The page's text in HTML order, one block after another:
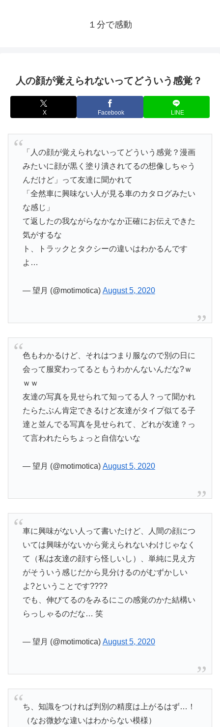
１分で感動
人の顔が覚えられないってどういう感覚？
X Facebook LINE
「人の顔が覚えられないってどういう感覚？漫画
みたいに顔が黒く塗り潰されてるの想像しちゃう
んだけど」って友達に聞かれて
「全然車に興味ない人が見る車のカタログみたい
な感じ」
て返したの我ながらなかなか正確にお伝えできた
気がするな
ト、トラックとタクシーの違いはわかるんです
よ…
— 望月 (@motimotica) August 5, 2020
色もわかるけど、それはつまり服なので別の日に
会って服変わってるともうわかんないんだな?ｗ
ｗｗ
友達の写真を見せられて知ってる人？って聞かれ
たらたぶん肯定できるけど友達がタイプ似てる子
達と並んでる写真を見せられて、どれが友達？っ
て言われたらちょっと自信ないな
— 望月 (@motimotica) August 5, 2020
車に興味がない人って書いたけど、人間の顔につ
いては興味がないから覚えられないわけじゃなく
て（私は友達の顔すら怪しいし）、単純に見え方
がそういう感じだから見分けるのがむずかしい
よ?ということです????
でも、伸びてるのをみるにこの感覚のかた結構い
らっしゃるのだな… 笑
— 望月 (@motimotica) August 5, 2020
ち、知識をつければ判別の精度は上がるはず…！
（なお微妙な違いはわからない模様）